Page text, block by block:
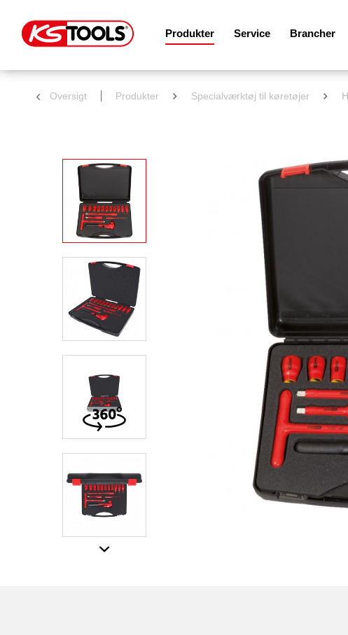
Produkter Service Brancher
Oversigt Produkter Specialværktøj til køretøjer